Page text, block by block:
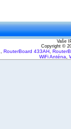
Vaše
Copyright ©
RouterBoard 433AH
WiFi Anténa